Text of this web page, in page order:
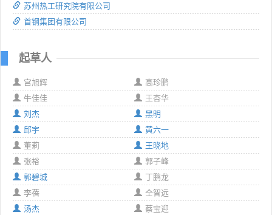
苏州热工研究院有限公司
首钢集团有限公司
起草人
宫旭辉
高珍鹏
牛佳佳
王杏华
刘杰
黑明
邱宇
黄六一
董莉
王晓地
张裕
郭子峰
郭碧城
丁鹏龙
李蓓
仝智远
汤杰
蔡宝迎